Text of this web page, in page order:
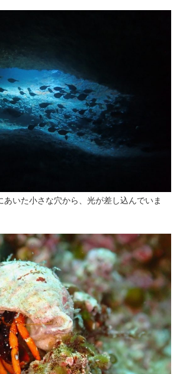
あいた小さな穴から、光が差し込んでいま